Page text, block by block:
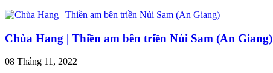
Chùa Hang | Thiền am bên triền Núi Sam (An Giang)
08 Tháng 11, 2022